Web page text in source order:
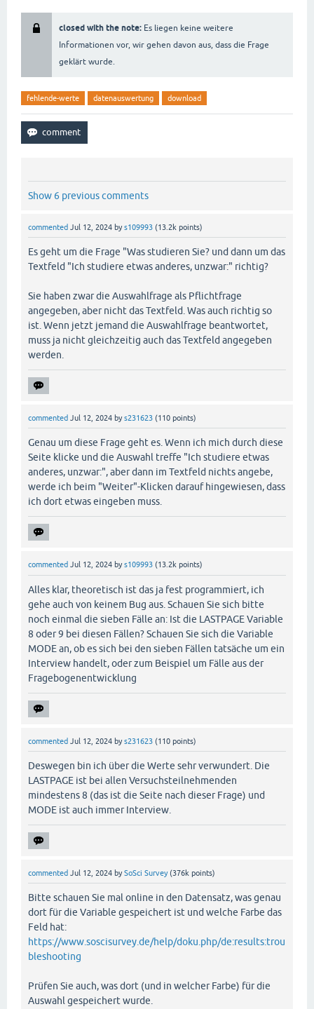
closed with the note: Es liegen keine weitere
Informationen vor, wir gehen davon aus, dass die Frage
geklärt wurde.
fehlende-werte datenauswertung download
Show 6 previous comments
commented Jul 12, 2024 bys109993 (13.2k points)
Es geht um die Frage "Was studieren Sie? und dann um das
Textfeld "Ich studiere etwas anderes, unzwar:" richtig?
Sie haben zwar die Auswahlfrage als Pflichtfrage
angegeben, aber nicht das Textfeld. Was auch richtig so
ist. Wenn jetzt jemand die Auswahlfrage beantwortet,
muss ja nicht gleichzeitig auch das Textfeld angegeben
werden.
commented Jul 12, 2024 bys231623 (110 points)
Genau um diese Frage geht es. Wenn ich mich durch diese
Seite klicke und die Auswahl treffe "Ich studiere etwas
anderes, unzwar:", aber dann im Textfeld nichts angebe,
werde ich beim "Weiter"-Klicken darauf hingewiesen, dass
ich dort etwas eingeben muss.
commented Jul 12, 2024 bys109993 (13.2k points)
Alles klar, theoretisch ist das ja fest programmiert, ich
gehe auch von keinem Bug aus. Schauen Sie sich bitte
noch einmal die sieben Fälle an: Ist die LASTPAGE Variable
8 oder 9 bei diesen Fällen? Schauen Sie sich die Variable
MODE an, ob es sich bei den sieben Fällen tatsäche um ein
Interview handelt, oder zum Beispiel um Fälle aus der
Fragebogenentwicklung
commented Jul 12, 2024 bys231623 (110 points)
Deswegen bin ich über die Werte sehr verwundert. Die
LASTPAGE ist bei allen Versuchsteilnehmenden
mindestens 8 (das ist die Seite nach dieser Frage) und
MODE ist auch immer Interview.
commented Jul 12, 2024 bySoSci Survey (376k points)
Bitte schauen Sie mal online in den Datensatz, was genau
dort für die Variable gespeichert ist und welche Farbe das
Feld hat:
https://www.soscisurvey.de/help/doku.php/de:results:trou
bleshooting
Prüfen Sie auch, was dort (und in welcher Farbe) für die
Auswahl gespeichert wurde.